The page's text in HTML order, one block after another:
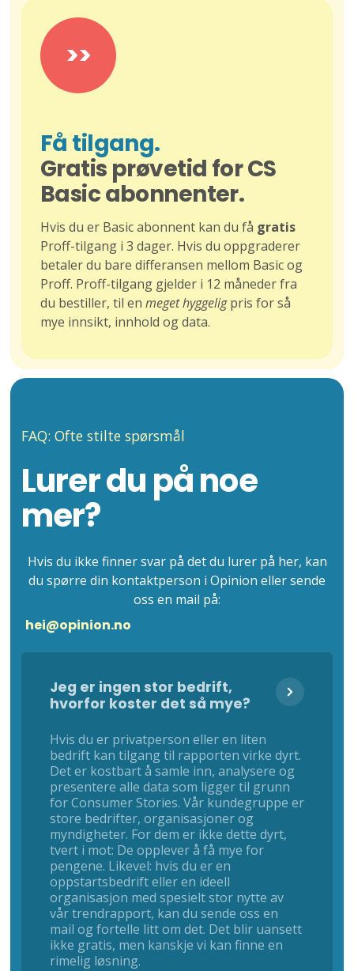
>>
Få tilgang.
Gratis prøvetid for CS
Basic abonnenter.
Hvis du er Basic abonnent kan du få gratis
Proff-tilgang i 3 dager. Hvis du oppgraderer
betaler du bare differansen mellom Basic og
Proff. Proff-tilgang gjelder i 12 måneder fra
du bestiller, til en meget hyggeligpris for så
mye innsikt, innhold og data.
FAQ: Ofte stilte spørsmål
Lurer du på noe
mer?
Hvis du ikke finner svar på det du lurer på her, kan
du spørre din kontaktperson i Opinion eller sende
oss en mail på:
hei@opinion.no
Jeg er ingen stor bedrift,
hvorfor koster det så mye?
Hvis du er privatperson eller en liten
bedrift kan tilgang til rapporten virke dyrt.
Det er kostbart å samle inn, analysere og
presentere alle data som ligger til grunn
for Consumer Stories. Vår kundegruppe er
store bedrifter, organisasjoner og
myndigheter. For dem er ikke dette dyrt,
tvert i mot: De opplever å få mye for
pengene. Likevel: hvis du er en
oppstartsbedrift eller en ideell
organisasjon med spesielt stor nytte av
vår trendrapport, kan du sende oss en
mail og fortelle litt om det. Det blir uansett
ikke gratis, men kanskje vi kan finne en
rimelig løsning.